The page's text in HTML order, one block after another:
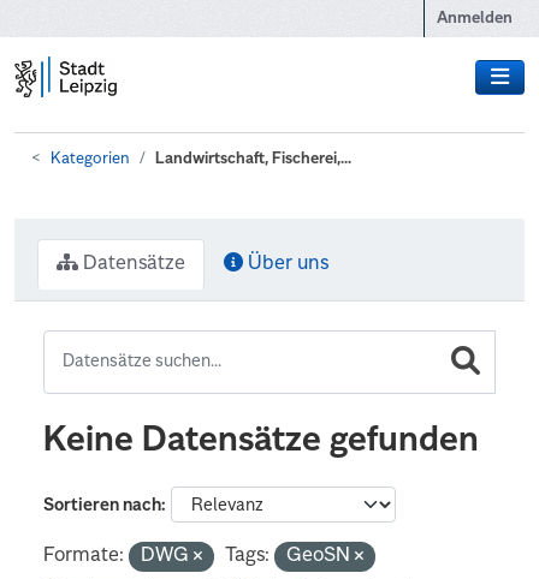
Anmelden
Kategorien Landwirtschaft, Fischerei,...
Datensätze Über uns
Keine Datensätze gefunden
Sortieren nach
Formate: DWG Tags:
GeoSN